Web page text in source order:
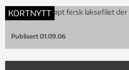
KORTNYTT
I dag får du kjøpt fersk laksefilet
Publisert 01.09.06